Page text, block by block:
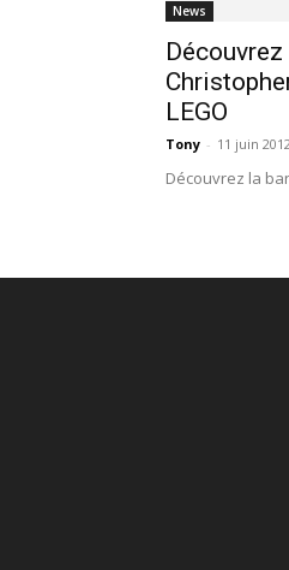
News
LEGO
Tony - 11 juin 2012
Découvrez la